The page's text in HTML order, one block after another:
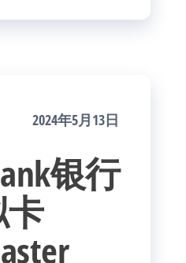
2024年5月13日
银行